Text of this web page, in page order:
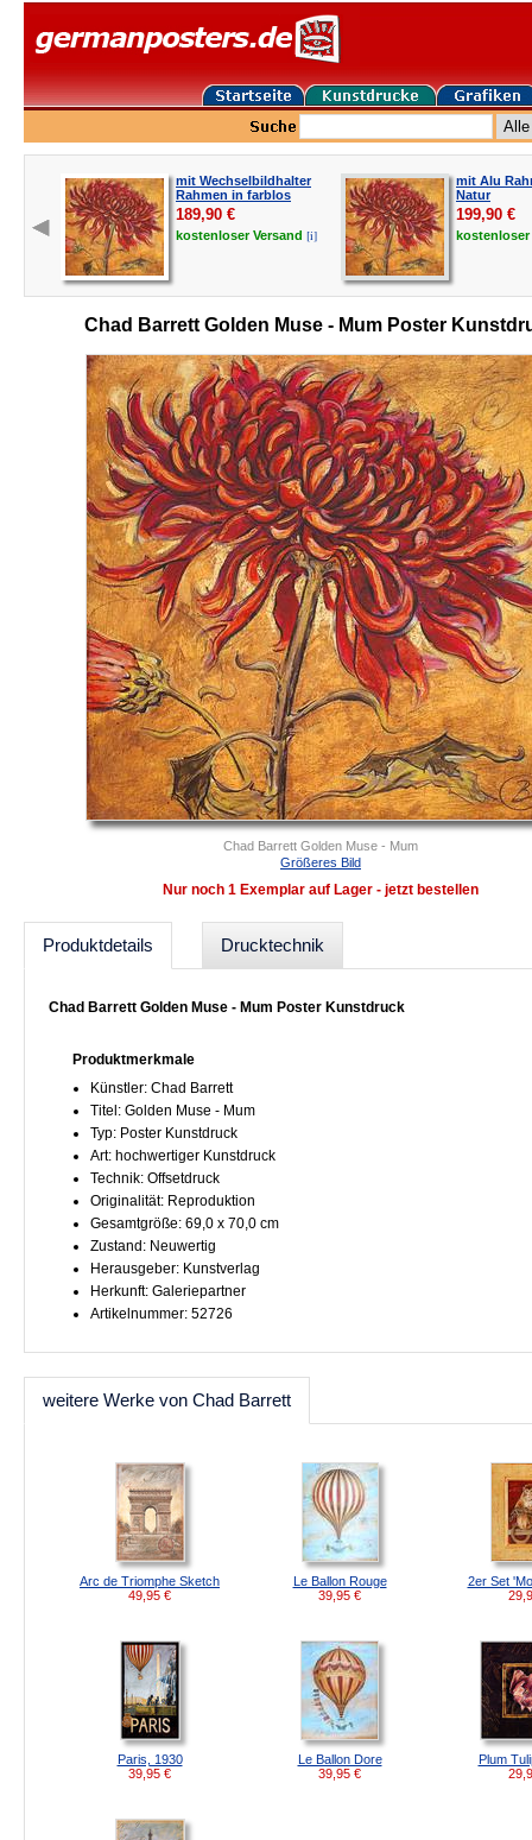
mit Wechselbildhalter
Rahmen in farblos
189,90 €
kostenloserVersand [i]
mit Alu
Natur
199,90 €
kostenloser
Chad Barrett Golden Muse - Mum Poster
Chad Barrett Golden Muse - Mum
Größeres Bild
Nur noch 1 Exemplar auf Lager - jetzt bestellen
Produktdetails Drucktechnik
Chad Barrett Golden Muse - Mum Poster Kunstdruck
Produktmerkmale
Künstler: Chad Barrett
Titel: Golden Muse - Mum
Typ: Poster Kunstdruck
Art: hochwertiger Kunstdruck
Technik: Offsetdruck
Originalität: Reproduktion
Gesamtgröße: 69,0 x 70,0 cm
Zustand: Neuwertig
Herausgeber: Kunstverlag
Herkunft: Galeriepartner
Artikelnummer: 52726
weitere Werke von Chad Barrett
Arc de Triomphe Sketch
49,95 €
Le Ballon Rouge
39,95 €
2er Set
Paris, 1930
39,95 €
Le Ballon Dore
39,95 €
Plum